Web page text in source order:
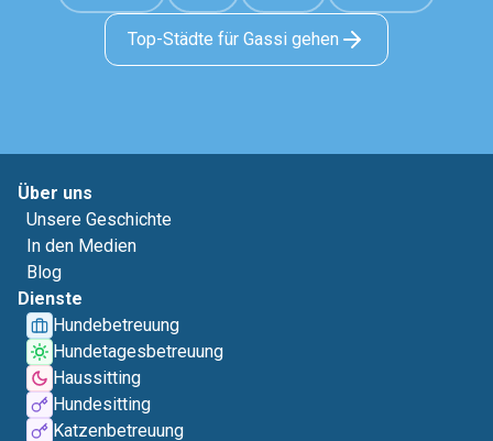
Top-Städte für Gassi gehen
Über uns
Unsere Geschichte
In den Medien
Blog
Dienste
Hundebetreuung
Hundetagesbetreuung
Haussitting
Hundesitting
Katzenbetreuung